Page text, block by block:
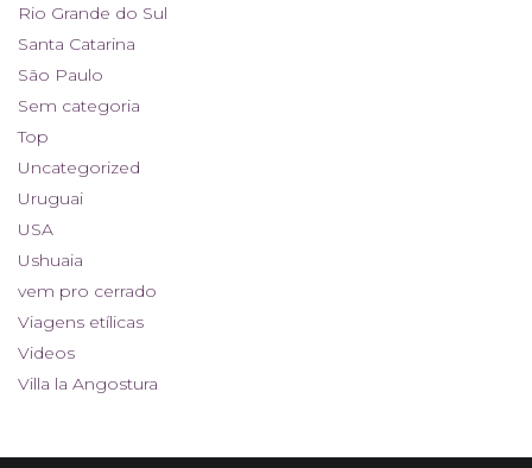
Rio Grande do Sul
Santa Catarina
São Paulo
Sem categoria
Top
Uncategorized
Uruguai
USA
Ushuaia
vem pro cerrado
Viagens etílicas
Videos
Villa la Angostura